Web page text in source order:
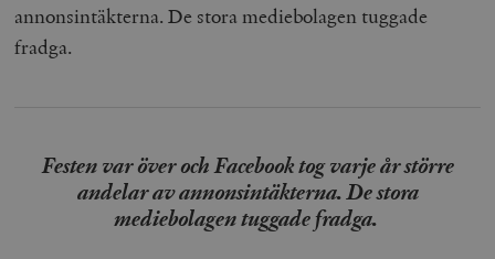
annonsintäkterna. De stora mediebolagen tuggade
fradga.
Festen var över och Facebook tog varje år större
andelar av annonsintäkterna. De stora
mediebolagen tuggade fradga.